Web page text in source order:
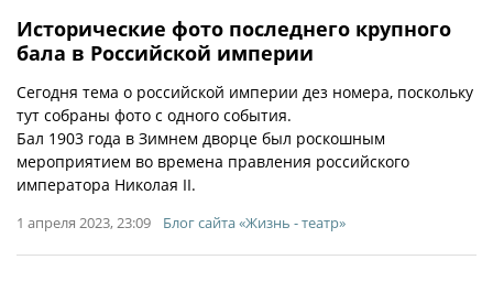
Исторические фото последнего крупного
бала в Российской империи
Сегодня тема о российской империи дез номера, поскольку
тут собраны фото с одного события.
Бал 1903 года в Зимнем дворце был роскошным
мероприятием во времена правления российского
императора Николая II.
1 апреля 2023, 23:09 Блог сайта «Жизнь - театр»